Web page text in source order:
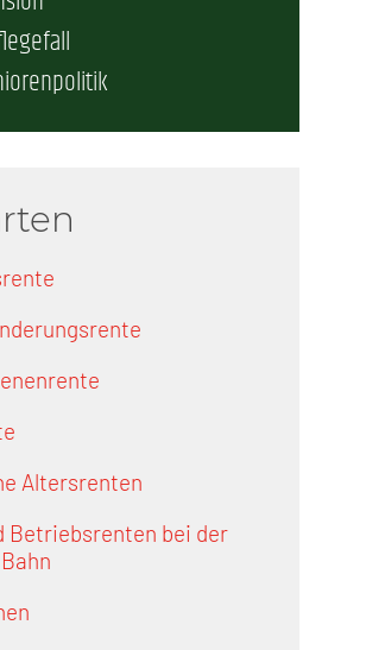
AG)
Altersrenten
Betriebsrenten bei der